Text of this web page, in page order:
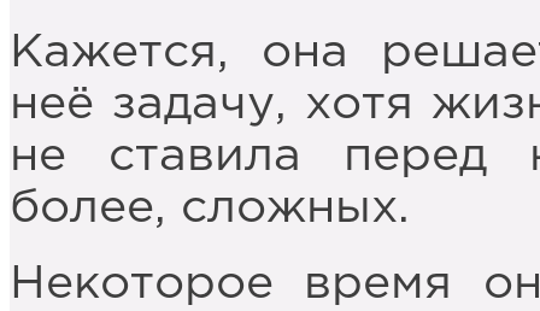
Кажется, она
неё задачу, хотя
не ставила перед
более, сложных.
Некоторое время